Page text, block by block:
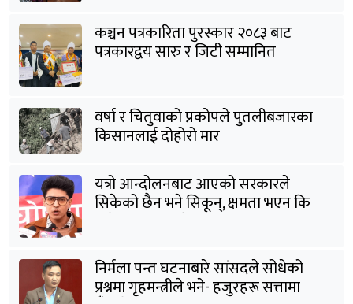
कञ्चन पत्रकारिता पुरस्कार २०८३ बाट
पत्रकारद्वय सारु र जिटी सम्मानित
वर्षा र चितुवाको प्रकोपले पुतलीबजारका
किसानलाई दोहोरो मार
यत्रो आन्दोलनबाट आएको सरकारले
सिकेको छैन भने सिकून्, क्षमता भएन कि
विवेक भएन कि के भएन ?: मिराज ढुंगाना
निर्मला पन्त घटनाबारे सांसदले सोधेको
प्रश्नमा गृहमन्त्रीले भने- हजुरहरू सत्तामा